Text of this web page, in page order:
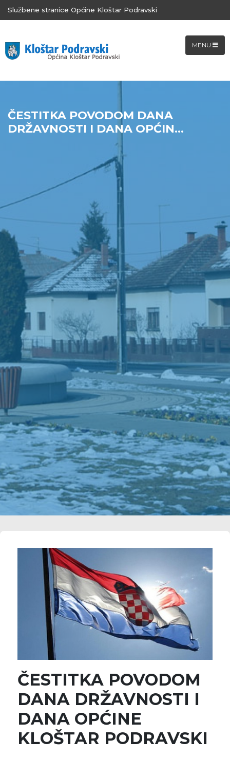
Službene stranice Općine Kloštar Podravski
MENU
ČESTITKA POVODOM DANA
DRŽAVNOSTI I DANA OPĆIN...
ČESTITKA POVODOM
DANA DRŽAVNOSTI I
DANA OPĆINE
KLOŠTAR PODRAVSKI